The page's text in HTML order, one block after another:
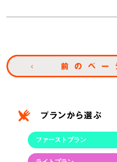
ファーストプラン